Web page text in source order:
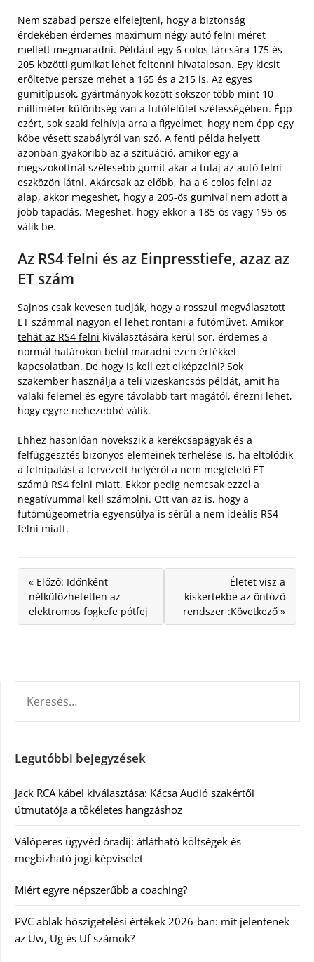
Nem szabad persze elfelejteni, hogy a biztonság
érdekében érdemes maximum négy autó felni méret
mellett megmaradni. Például egy 6 colos tárcsára 175 és
205 közötti gumikat lehet feltenni hivatalosan. Egy kicsit
erőltetve persze mehet a 165 és a 215 is. Az egyes
gumitípusok, gyártmányok között sokszor több mint 10
milliméter különbség van a futófelület szélességében. Épp
ezért, sok szaki felhívja arra a figyelmet, hogy nem épp egy
kőbe vésett szabályról van szó. A fenti példa helyett
azonban gyakoribb az a szituáció, amikor egy a
megszokottnál szélesebb gumit akar a tulaj az autó felni
eszközön látni. Akárcsak az előbb, ha a 6 colos felni az
alap, akkor megeshet, hogy a 205-ös gumival nem adott a
jobb tapadás. Megeshet, hogy ekkor a 185-ös vagy 195-ös
válik be.
Az RS4 felni és az Einpresstiefe, azaz az
ET szám
Sajnos csak kevesen tudják, hogy a rosszul megválasztott
ET számmal nagyon el lehet rontani a futóművet. Amikor
tehát az RS4 felni kiválasztására kerül sor, érdemes a
normál határokon belül maradni ezen értékkel
kapcsolatban. De hogy is kell ezt elképzelni? Sok
szakember használja a teli vizeskancsós példát, amit ha
valaki felemel és egyre távolabb tart magától, érezni lehet,
hogy egyre nehezebbé válik.
Ehhez hasonlóan növekszik a kerékcsapágyak és a
felfüggesztés bizonyos elemeinek terhelése is, ha eltolódik
a felnipalást a tervezett helyéről a nem megfelelő ET
számú RS4 felni miatt. Ekkor pedig nemcsak ezzel a
negatívummal kell számolni. Ott van az is, hogy a
futóműgeometria egyensúlya is sérül a nem ideális RS4
felni miatt.
« Előző: Időnként
nélkülözhetetlen az
elektromos fogkefe pótfej
Életet visz a
kiskertekbe az öntöző
rendszer :Következő »
Legutóbbi bejegyzések
Jack RCA kábel kiválasztása: Kácsa Audió szakértői
útmutatója a tökéletes hangzáshoz
Válóperes ügyvéd óradíj: átlátható költségek és
megbízható jogi képviselet
Miért egyre népszerűbb a coaching?
PVC ablak hőszigetelési értékek 2026-ban: mit jelentenek
az Uw, Ug és Uf számok?